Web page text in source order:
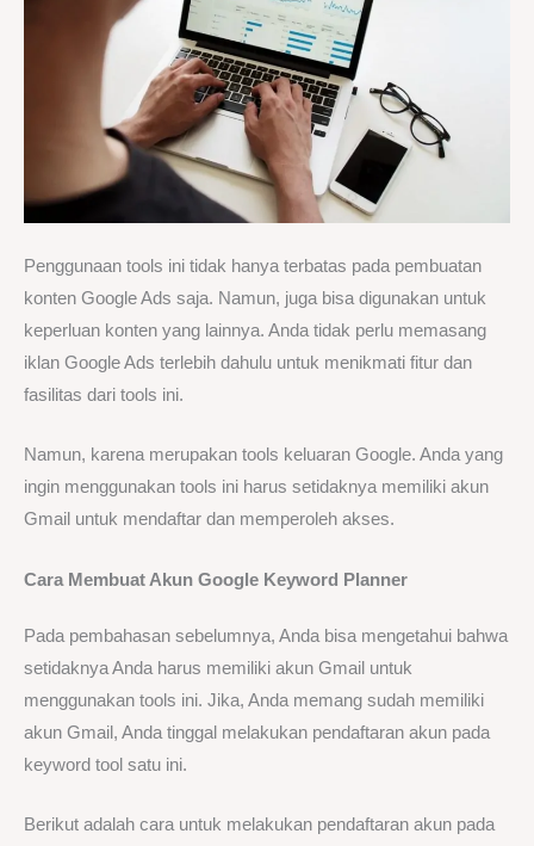
Penggunaan tools ini tidak hanya terbatas pada pembuatan
konten Google Ads saja. Namun, juga bisa digunakan untuk
keperluan konten yang lainnya. Anda tidak perlu memasang
iklan Google Ads terlebih dahulu untuk menikmati fitur dan
fasilitas dari tools ini.
Namun, karena merupakan tools keluaran Google. Anda yang
ingin menggunakan tools ini harus setidaknya memiliki akun
Gmail untuk mendaftar dan memperoleh akses.
Cara Membuat Akun Google Keyword Planner
Pada pembahasan sebelumnya, Anda bisa mengetahui bahwa
setidaknya Anda harus memiliki akun Gmail untuk
menggunakan tools ini. Jika, Anda memang sudah memiliki
akun Gmail, Anda tinggal melakukan pendaftaran akun pada
keyword tool satu ini.
Berikut adalah cara untuk melakukan pendaftaran akun pada